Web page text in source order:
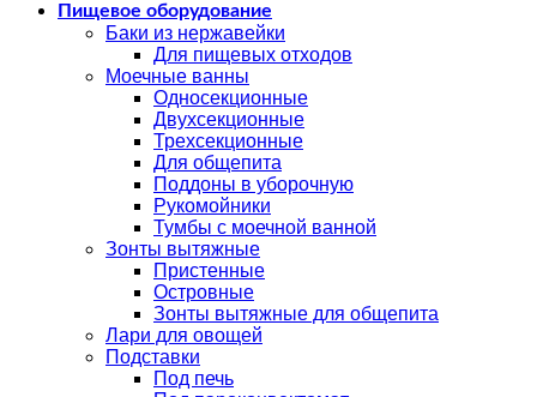
Пищевое оборудование
Баки из нержавейки
Для пищевых отходов
Моечные ванны
Односекционные
Двухсекционные
Трехсекционные
Для общепита
Поддоны в уборочную
Рукомойники
Тумбы с моечной ванной
Зонты вытяжные
Пристенные
Островные
Зонты вытяжные для общепита
Лари для овощей
Подставки
Под печь